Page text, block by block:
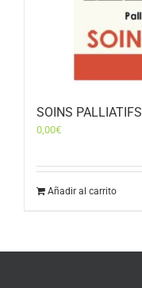
SOINS PALLIATIFS
0,00€
Añadir al carrito